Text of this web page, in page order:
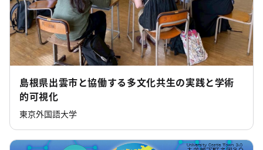
島根県出雲市と協働する多文化共生の実践と学術
的可視化
東京外国語大学